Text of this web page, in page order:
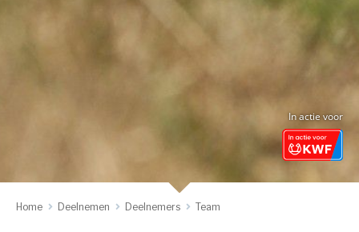
In actie voor
Home Deelnemen Deelnemers Team